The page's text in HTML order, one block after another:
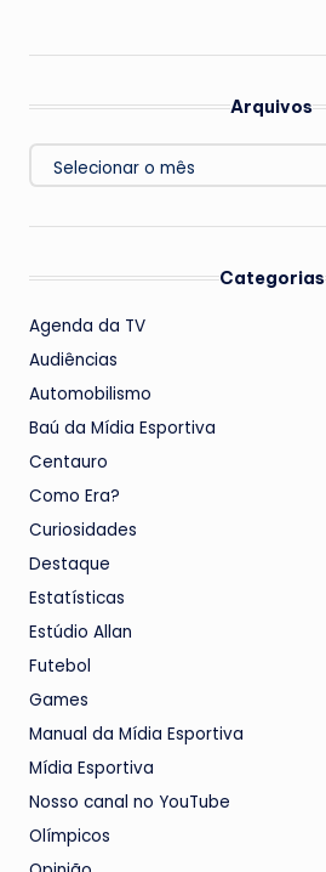
Arquivos
Arquivos
Categorias
Agenda da TV
Audiências
Automobilismo
Baú da Mídia Esportiva
Centauro
Como Era?
Curiosidades
Destaque
Estatísticas
Estúdio Allan
Futebol
Games
Manual da Mídia Esportiva
Mídia Esportiva
Nosso canal no YouTube
Olímpicos